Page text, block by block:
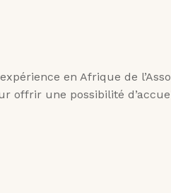
en Afrique de
offrir une possibilité